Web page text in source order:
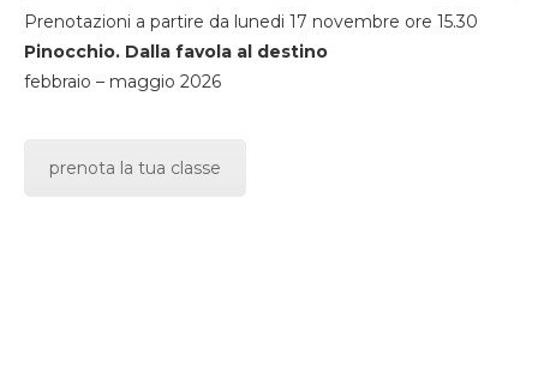
Prenotazioni a partire da lunedi 17 novembre ore 15.30
Pinocchio. Dalla favola al destino
febbraio – maggio 2026
prenota la tua classe